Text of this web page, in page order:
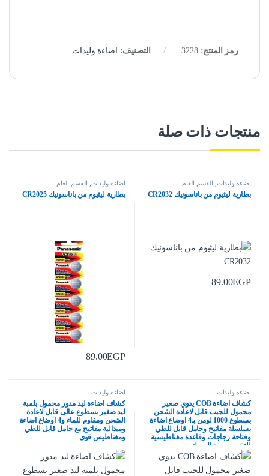
رمز المنتج:3228 التصنيف: اضاءة وليدات
منتجات ذات صلة
اضاءة وليدات القسم العام
بطارية ليثيوم من باناسونيك CR2032
89.00EGP
اضاءة وليدات القسم العام
بطارية ليثيوم من باناسونيك CR2025
89.00EGP
اضاءة وليدات
كشاف اضاءة COB يدوي صغير
محمول للجيب قابل لاعادة الشحن
بسطوع 1000 لومن بـ4 اوضاع اضاءة
بسلسلة مفاتيح وحامل قابل للطي
وفتاحة زجاجات وقاعدة مغناطيسية
للتخييم وصيد السمك
اضاءة وليدات
كشاف اضاءة ليد مدور محمول بلمبة
ليد صغير بسطوع عالى قابل لاعادة
الشحن ومقاوم للماء و4 اوضاع اضاءة
وميدالية مفاتيح مع حامل قابل للطي
ومغناطيس قوى